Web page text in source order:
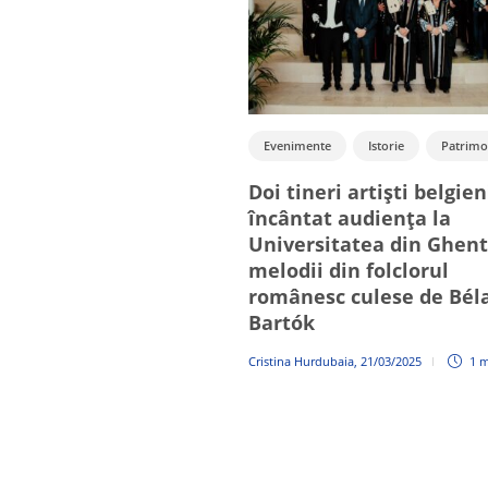
Evenimente Istorie
Doi tineri artiști
încântat audiența la
Universitatea din
melodii din folclorul
românesc culese de
Bartók
Cristina Hurdubaia 21/03/2025 1